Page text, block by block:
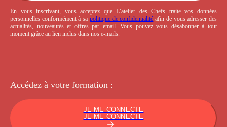
En vous inscrivant, vous acceptez que L’atelier des Chefs traite vos données
personnelles conformément à sa politique de confidentialité afin de vous adresser des
actualités, nouveautés et offres par email. Vous pouvez vous désabonner à tout
moment grâce au lien inclus dans nos e-mails.
Accédez à votre formation :
JE ME CONNECTE
JE ME CONNECTE